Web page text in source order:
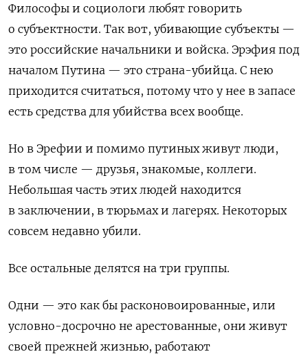
Философы и социологи любят говорить
о субъектности. Так вот, убивающие субъекты —
это российские начальники и войска. Эрэфия под
началом Путина — это страна-убийца. С нею
приходится считаться, потому что у нее в запасе
есть средства для убийства всех вообще.
Но в Эрефии и помимо путиных живут люди,
в том числе — друзья, знакомые, коллеги.
Небольшая часть этих людей находится
в заключении, в тюрьмах и лагерях. Некоторых
совсем недавно убили.
Все остальные делятся на три группы.
Одни — это как бы расконовоированные, или
условно-досрочно не арестованные, они живут
своей прежней жизнью, работают